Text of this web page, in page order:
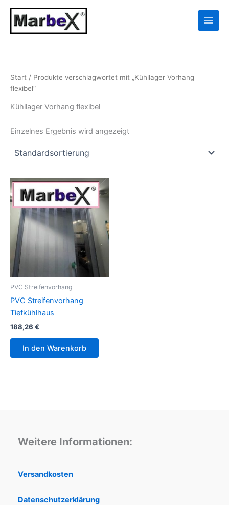
Zum
Inhalt
springen
Start / Produkte verschlagwortet mit „Kühllager Vorhang
flexibel“
Kühllager Vorhang flexibel
Einzelnes Ergebnis wird angezeigt
PVC Streifenvorhang
PVC Streifenvorhang
Tiefkühlhaus
188,26 €
In den Warenkorb
Weitere Informationen:
Versandkosten
Datenschutzerklärung